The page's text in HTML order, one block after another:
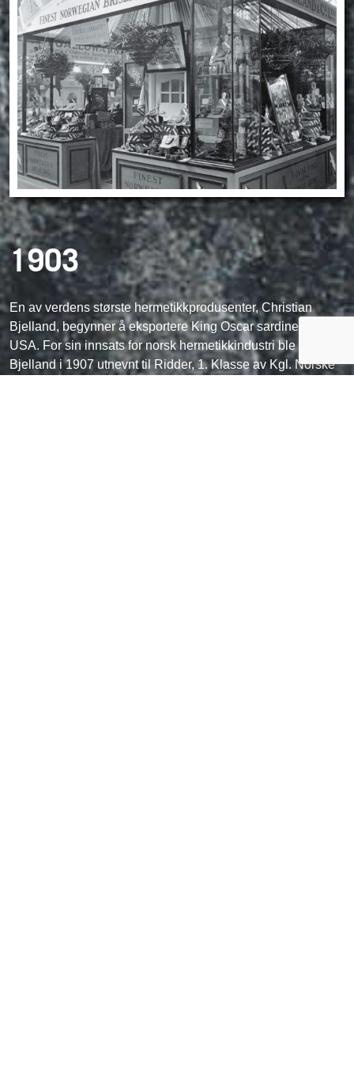
1903
En av verdens største hermetikkprodusenter, Christian
Bjelland, begynner å eksportere King Oscar sardiner til
USA. For sin innsats for norsk hermetikkindustri ble
Bjelland i 1907 utnevnt til Ridder, 1. Klasse av Kgl. Norske